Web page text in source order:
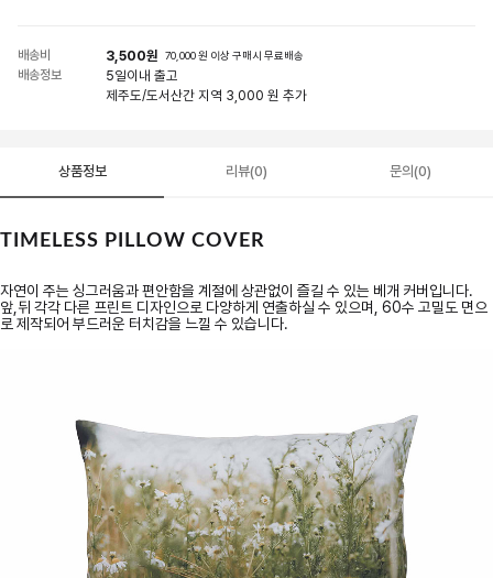
배송비 3,500원 70,000 원 이상 구매시 무료배송
배송정보 5일이내 출고
제주도/도서산간 지역 3,000 원 추가
상품정보 리뷰(0) 문의(0)
TIMELESS PILLOW COVER
자연이 주는 싱그러움과 편안함을 계절에 상관없이 즐길 수 있는 베개 커버입니다.
앞,뒤 각각 다른 프린트 디자인으로 다양하게 연출하실 수 있으며, 60수 고밀도 면으
로 제작되어 부드러운 터치감을 느낄 수 있습니다.